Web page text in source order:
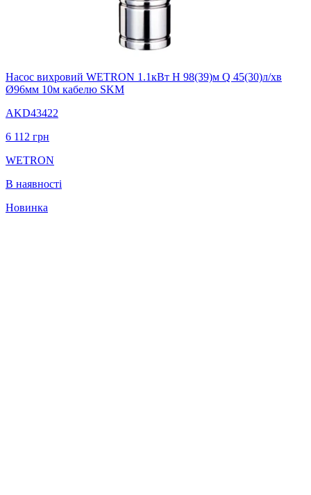
Насос вихровий WETRON 1.1кВт H 98(39)м Q 45(30)л/хв
Ø96мм 10м кабелю SKM
AKD43422
6 112 грн
WETRON
В наявності
Новинка